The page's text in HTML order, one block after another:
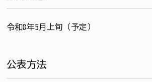
令和8年5月上旬（予定）
公表方法